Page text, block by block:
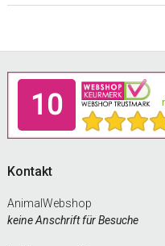
Footer
Kontakt
AnimalWebshop
keine Anschrift für Besuche